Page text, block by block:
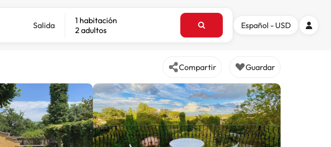
Salida
1 habitación
2 adultos
Español - USD
Compartir Guardar